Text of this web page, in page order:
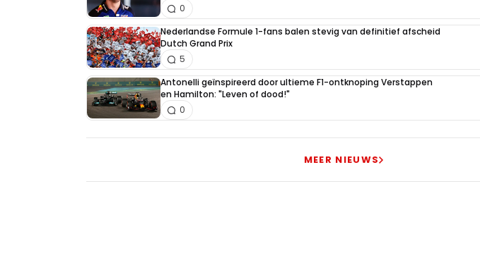
0
Nederlandse Formule 1-fans balen stevig van definitief afscheid
Dutch Grand Prix
5
Antonelli geïnspireerd door ultieme F1-ontknoping Verstappen
en Hamilton: "Leven of dood!"
0
MEER NIEUWS